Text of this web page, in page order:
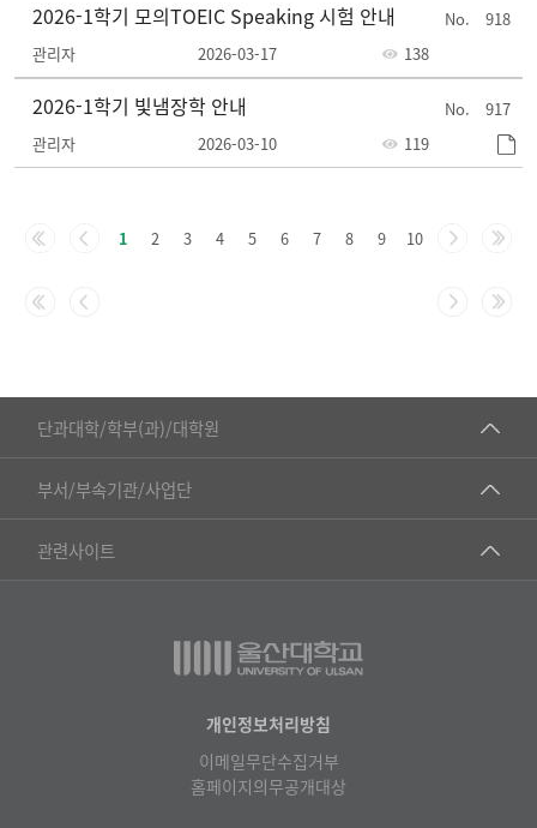
목,
록
918
2026-1학기 모의TOEIC Speaking 시험 안내
관리자 2026-03-17 138
917
2026-1학기 빛냄장학 안내
관리자 2026-03-10 119
1 2 3 4 5 6 7 8 9 10
단과대학/학부(과)/대학원
■인문대학
▷국어국문학부
▷일본어·일본학과
▷프랑스어·프랑스학과
부서/부속기관/사업단
공동기기센터
공학교육혁신센터
물리BK 미래혁신응집물질물리인재교육연구단
관련사이트
건강가정지원센터
교수협의회
온라인 기술거래 플랫폼
개인정보처리방침
이메일무단수집거부
홈페이지의무공개대상